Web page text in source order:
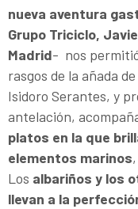
nueva aventura
Grupo Triciclo,
Madrid- nos
rasgos de la añada
Isidoro Serantes, y
antelación,
platos en la que
elementos marinos
Los albariños y los
llevan a la